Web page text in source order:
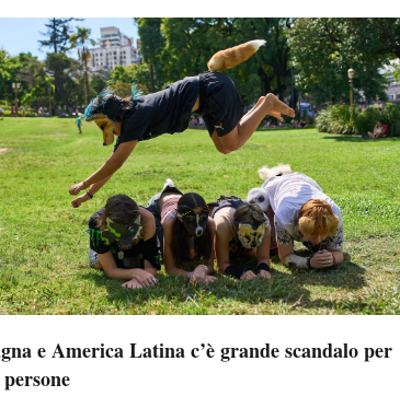
e America Latina c’è grande scandalo per